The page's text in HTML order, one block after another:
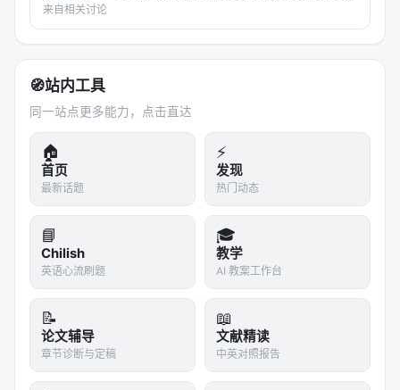
Models)、生成式 AI (Generative AI)、动作场
台。雷达屏幕上，12 架飞机的光点在移动。突然，一片
雷暴云在机场西侧 30 海里处形成，覆盖了三条进场航
线。 空管员必…
来自相关讨论
🧭站内工具
同一站点更多能力，点击直达
🏠
首页
最新话题
⚡
发现
热门动态
📘
Chilish
英语心流刷题
🎓
教学
AI 教案工作台
📝
论文辅导
章节诊断与定稿
📖
文献精读
中英对照报告